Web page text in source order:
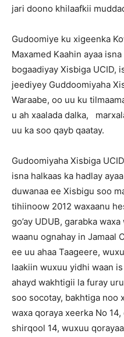
jari doono khilaafkii
Gudoomiye ku xigeenka
Maxamed Kaahin ayaa
bogaadiyay Xisbiga UCID,
jeediyey Guddoomiyaha
Waraabe, oo uu ku
u ah xaalada dalka,
uu ka soo qayb qaatay.
Gudoomiyaha Xisbiga
isna halkaas ka hadlay
duwanaa ee Xisbigu soo
tihiinoow 2012 waxaanu
go’ay UDUB, garabka
waanu ognahay in Jamaal
ee uu ahaa Taageere,
laakiin wuxuu yidhi waan
ahayd wakhtigii la furay
soo socotay, bakhtiga noo
waxa qoraya xeerka No
shirqool 14, wuxuu